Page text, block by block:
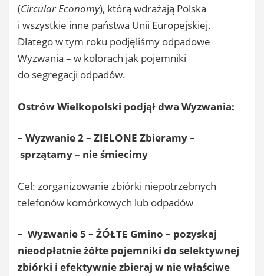
(Circular Economy), którą wdrażają Polska
i wszystkie inne państwa Unii Europejskiej.
Dlatego w tym roku podjęliśmy odpadowe
Wyzwania – w kolorach jak pojemniki
do segregacji odpadów.
Ostrów Wielkopolski podjął dwa Wyzwania:
– Wyzwanie 2 – ZIELONE Zbieramy –
sprzątamy – nie śmiecimy
Cel: zorganizowanie zbiórki niepotrzebnych
telefonów komórkowych lub odpadów
– Wyzwanie 5 – ŻÓŁTE Gmino – pozyskaj
nieodpłatnie żółte pojemniki do selektywnej
zbiórki i efektywnie zbieraj w nie właściwe